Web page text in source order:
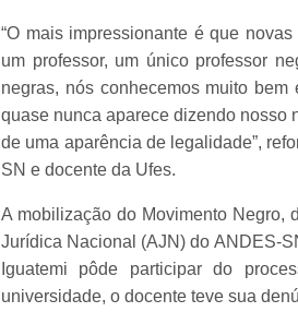
“O mais impressionante é que
um professor, um único professor
negras, nós conhecemos muito
quase nunca aparece dizendo nosso
de uma aparência de legalidade”,
SN e docente da Ufes.
A mobilização do Movimento Negro,
Jurídica Nacional (AJN) do ANDES-
Iguatemi pôde participar do
universidade, o docente teve sua